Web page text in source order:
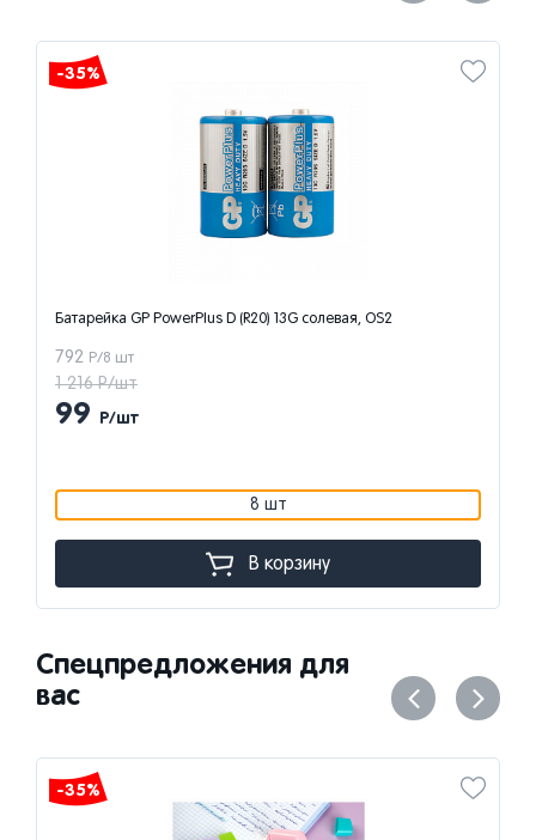
-35%
Батарейка GP PowerPlus D (R20) 13G солевая, OS2
792 Р/8 шт
1 216 Р/шт
99 Р/шт
8 шт
В корзину
Спецпредложения для
вас
-35%